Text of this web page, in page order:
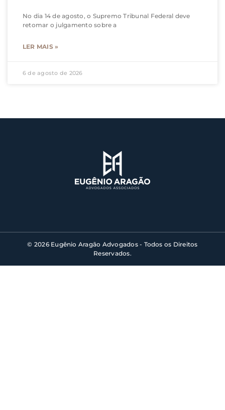
No dia 14 de agosto, o Supremo Tribunal Federal deve
retomar o julgamento sobre a
LER MAIS »
6 de agosto de 2026
© 2026 Eugênio Aragão Advogados - Todos os Direitos
Reservados.